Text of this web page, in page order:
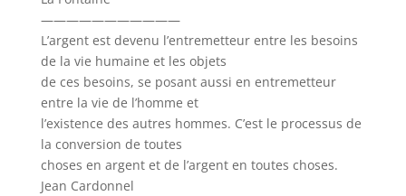
———————————
L’argent est devenu l’entremetteur entre les besoins
de la vie humaine et les objets
de ces besoins, se posant aussi en entremetteur
entre la vie de l’homme et
l’existence des autres hommes. C’est le processus de
la conversion de toutes
choses en argent et de l’argent en toutes choses.
Jean Cardonnel